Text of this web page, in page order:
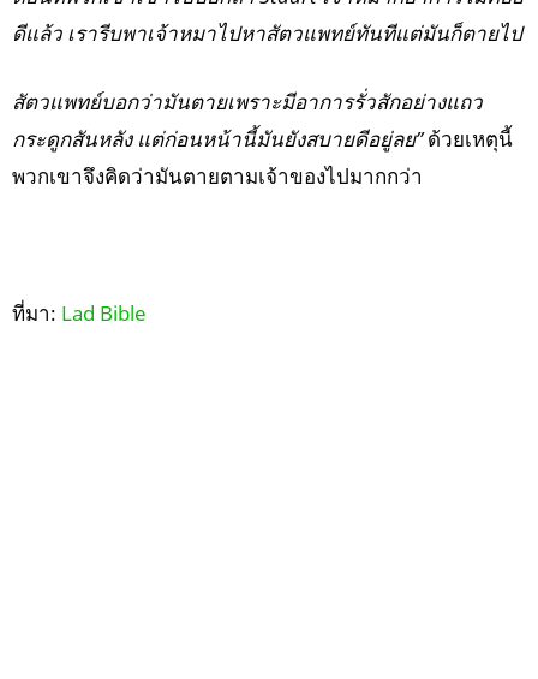
ดีแล้ว เรารีบพาเจ้าหมาไปหาสัตวแพทย์ทันทีแต่มันก็ตายไป
สัตวแพทย์บอกว่ามันตายเพราะมีอาการรั่วสักอย่างแถว
กระดูกสันหลัง แต่ก่อนหน้านี้มันยังสบายดีอยู่ลย”ด้วยเหตุนี้
พวกเขาจึงคิดว่ามันตายตามเจ้าของไปมากกว่า
ที่มา: Lad Bible